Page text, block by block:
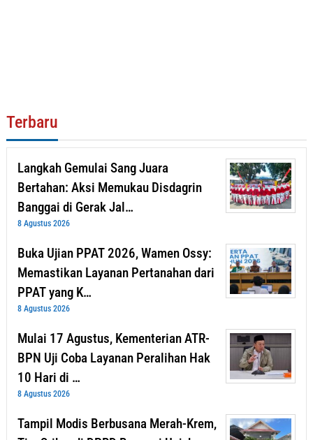
Terbaru
Langkah Gemulai Sang Juara
Bertahan: Aksi Memukau Disdagrin
Banggai di Gerak Jal…
8 Agustus 2026
Buka Ujian PPAT 2026, Wamen Ossy:
Memastikan Layanan Pertanahan dari
PPAT yang K…
8 Agustus 2026
Mulai 17 Agustus, Kementerian ATR-
BPN Uji Coba Layanan Peralihan Hak
10 Hari di …
8 Agustus 2026
Tampil Modis Berbusana Merah-Krem,